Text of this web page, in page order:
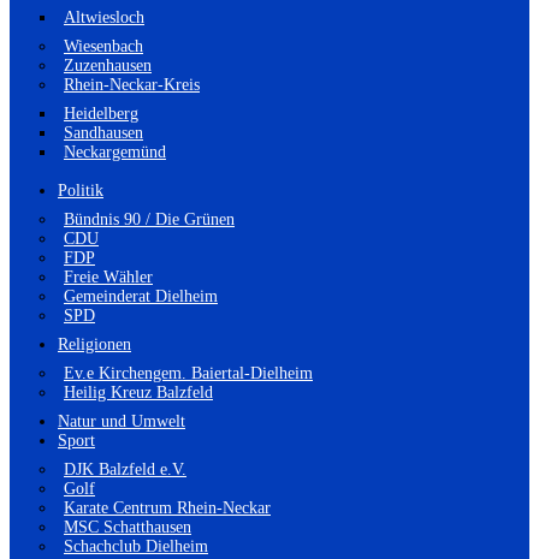
Altwiesloch
Wiesenbach
Zuzenhausen
Rhein-Neckar-Kreis
Heidelberg
Sandhausen
Neckargemünd
Politik
Bündnis 90 / Die Grünen
CDU
FDP
Freie Wähler
Gemeinderat Dielheim
SPD
Religionen
Ev.e Kirchengem. Baiertal-Dielheim
Heilig Kreuz Balzfeld
Natur und Umwelt
Sport
DJK Balzfeld e.V.
Golf
Karate Centrum Rhein-Neckar
MSC Schatthausen
Schachclub Dielheim